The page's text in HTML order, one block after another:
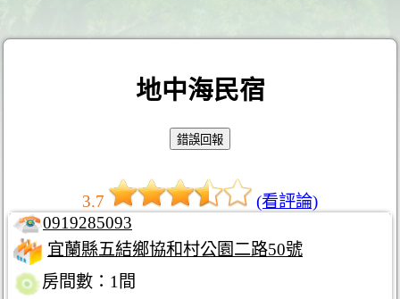
地中海民宿
3.7
(看評論)
0919285093
宜蘭縣五結鄉協和村公園二路50號
房間數：1間